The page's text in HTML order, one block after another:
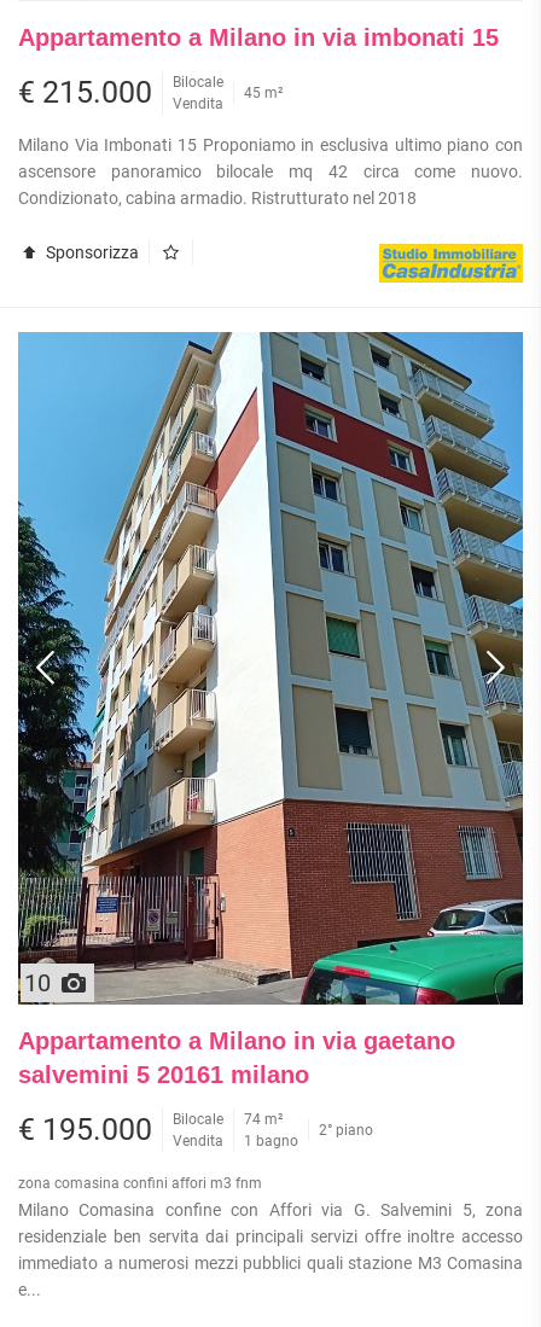
Appartamento a Milano in via imbonati 15
€ 215.000
Bilocale
Vendita
45 m²
Milano Via Imbonati 15 Proponiamo in esclusiva ultimo piano con
ascensore panoramico bilocale mq 42 circa come nuovo.
Condizionato, cabina armadio. Ristrutturato nel 2018
Sponsorizza
10
Appartamento a Milano in via gaetano
salvemini 5 20161 milano
€ 195.000
Bilocale
Vendita
74 m²
1 bagno
2° piano
zona comasina confini affori m3 fnm
Milano Comasina confine con Affori via G. Salvemini 5, zona
residenziale ben servita dai principali servizi offre inoltre accesso
immediato a numerosi mezzi pubblici quali stazione M3 Comasina
e...